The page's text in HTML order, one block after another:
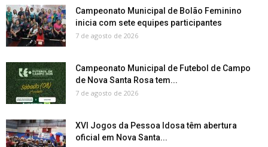
Campeonato Municipal de Bolão Feminino
inicia com sete equipes participantes
7 de agosto de 2026
Campeonato Municipal de Futebol de Campo
de Nova Santa Rosa tem...
7 de agosto de 2026
XVI Jogos da Pessoa Idosa têm abertura
oficial em Nova Santa...